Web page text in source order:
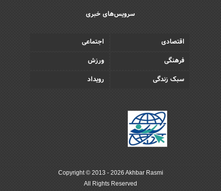
سرویس‌های خبری
اقتصادی
اجتماعی
فرهنگی
ورزش
سبک زندگی
رویداد
Copyright © 2013 - 2026 Akhbar Rasmi
All Rights Reserved